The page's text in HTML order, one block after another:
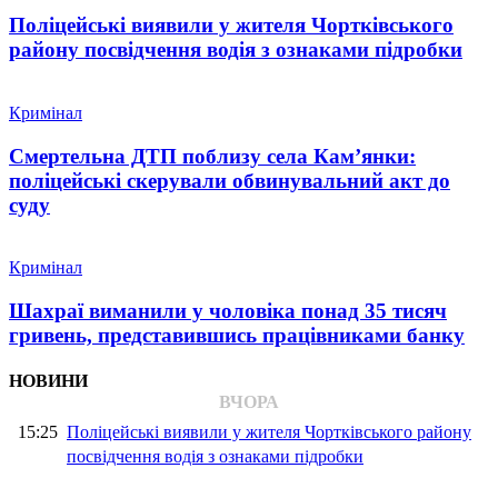
Поліцейські виявили у жителя Чортківського
району посвідчення водія з ознаками підробки
Кримінал
Смертельна ДТП поблизу села Кам’янки:
поліцейські скерували обвинувальний акт до
суду
Кримінал
Шахраї виманили у чоловіка понад 35 тисяч
гривень, представившись працівниками банку
НОВИНИ
ВЧОРА
15:25 Поліцейські виявили у жителя Чортківського району
посвідчення водія з ознаками підробки